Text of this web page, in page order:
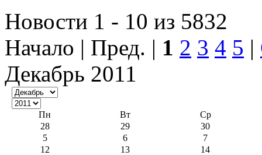
Новости 1 - 10 из 5832
Начало | Пред. | 1 2 3 4 5 |
Декабрь 2011
Пн Вт
Ср
28
29
30
5
6
7
12
13
14